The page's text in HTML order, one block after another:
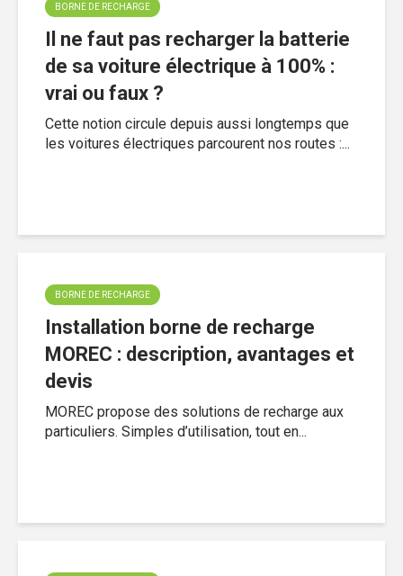
BORNE DE RECHARGE
Il ne faut pas recharger la batterie
de sa voiture électrique à 100% :
vrai ou faux ?
Cette notion circule depuis aussi longtemps que
les voitures électriques parcourent nos routes :...
BORNE DE RECHARGE
Installation borne de recharge
MOREC : description, avantages et
devis
MOREC propose des solutions de recharge aux
particuliers. Simples d’utilisation, tout en...